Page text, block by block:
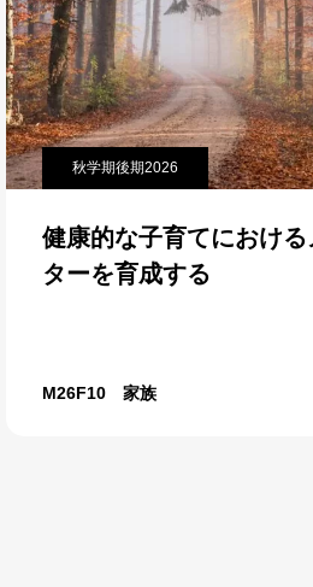
秋学期後期2026
健康的な子育てにおけるメン
ターを育成する
M26F10 家族